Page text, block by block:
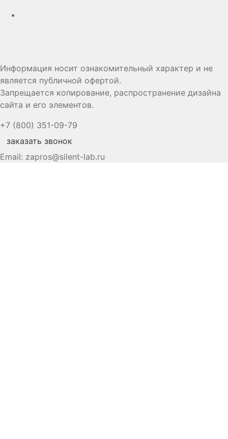
Информация носит ознакомительный характер и не
является публичной офертой.
Запрещается копирование, распространение дизайна
сайта и его элементов.
+7 (800) 351-09-79
заказать звонок
Email: zapros@silent-lab.ru